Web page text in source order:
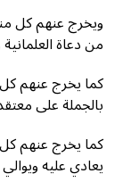
ويخرج عنهم كل
من دعاة العلمانية
كما يخرج عنهم
بالجملة على
كما يخرج عنهم
يعادي عليه